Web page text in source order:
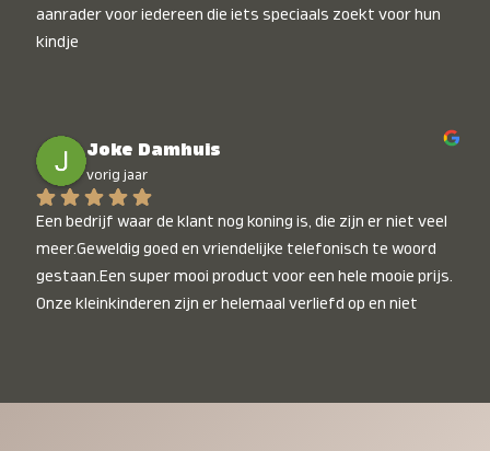
aanrader voor iedereen die iets speciaals zoekt voor hun
kindje
Joke Damhuis
vorig jaar
Een bedrijf waar de klant nog koning is, die zijn er niet veel
meer.Geweldig goed en vriendelijke telefonisch te woord
gestaan.Een super mooi product voor een hele mooie prijs.
Onze kleinkinderen zijn er helemaal verliefd op en niet